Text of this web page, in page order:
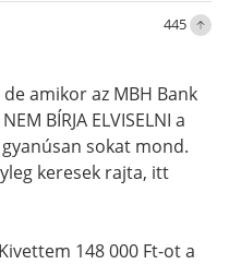
445
amikor az MBH Bank
BÍRJA ELVISELNI a
sokat mond.
keresek rajta, itt
Kivettem 148 000 Ft-ot a